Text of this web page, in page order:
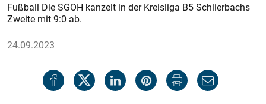
Fußball Die SGOH kanzelt in der Kreisliga B5 Schlierbachs
Zweite mit 9:0 ab.
24.09.2023